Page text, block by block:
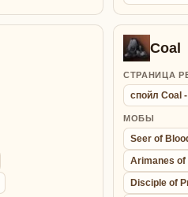
Coal
СТРАНИЦА
спойл Coal
МОБЫ
Seer of
Arimanes of
Disciple of